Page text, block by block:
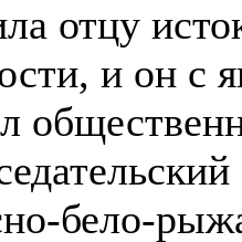
отцу
и он с
бело-